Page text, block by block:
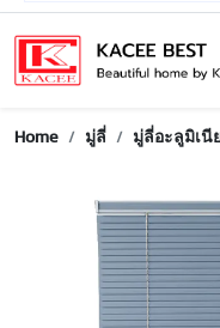
Home มู่ลี่ มู่ลี่อะลูมิเนี